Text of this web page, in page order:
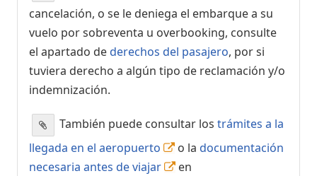
cancelación, o se le deniega el embarque a su
vuelo por sobreventa u overbooking, consulte
el apartado dederechos del pasajero, por si
tuviera derecho a algún tipo de reclamación y/o
indemnización.
También puede consultar los trámites a la
llegada en el aeropuerto
o la documentación
necesaria antes de viajar
en